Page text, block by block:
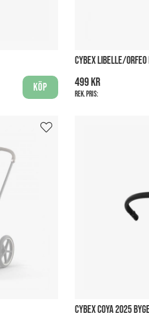
Köp
CYBEX LIBELLE/ORFEO
499 kr
Rek. pris:
CYBEX COYA 2025